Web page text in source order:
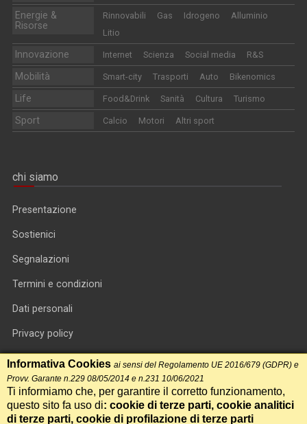
Energie &
Risorse
Rinnovabili Gas Idrogeno
Alluminio
Litio
Innovazione Internet Scienza Social media R&S
Mobilità Smart-city Trasporti Auto Bikenomics
Life Food&Drink Sanità Cultura Turismo
Sport Calcio Motori Altri sport
chi siamo
Presentazione
Sostienici
Segnalazioni
Termini e condizioni
Dati personali
Privacy policy
Informativa cookie
RSS feed
RSS Top News
Informativa Cookies ai sensi del Regolamento UE 2016/679 (GDPR) e
Provv. Garante n.229 08/05/2014 e n.231 10/06/2021
Ti informiamo che, per garantire il corretto funzionamento,
questo sito fa uso di: cookie di terze parti, cookie analitici
di terze parti, cookie di profilazione di terze parti